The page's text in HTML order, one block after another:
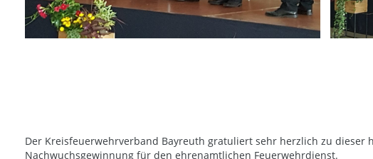
Der Kreisfeuerwehrverband Bayreuth gratuliert sehr herzlich zu
Nachwuchsgewinnung für den ehrenamtlichen Feuerwehrdienst.